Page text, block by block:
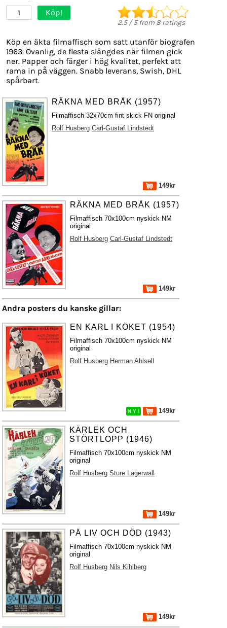
1 Köp!
2.5/5from 8 ratings
Köp en äkta filmaffisch som satt utanför biografen
1963. Ovanlig, de flesta slängdes när filmen gick
ner. Papper och färger i hög kvalitet, perfekt att
rama in på väggen. Snabb leverans, Swish, DHL
spårbart.
RÄKNA MED BRÅK (1957)
Filmaffisch 32x70cm fint skick FN original
Rolf Husberg Carl-Gustaf Lindstedt
149kr
RÄKNA MED BRÅK (1957)
Filmaffisch 70x100cm nyskick NM
original
Rolf Husberg Carl-Gustaf Lindstedt
149kr
Andra posters du kanske gillar:
EN KARL I KÖKET (1954)
Filmaffisch 70x100cm nyskick NM
original
Rolf Husberg Herman Ahlsell
N Y ! 149kr
KÄRLEK OCH
STÖRTLOPP (1946)
Filmaffisch 70x100cm nyskick NM
original
Rolf Husberg Sture Lagerwall
149kr
PÅ LIV OCH DÖD (1943)
Filmaffisch 70x100cm nyskick NM
original
Rolf Husberg Nils Kihlberg
149kr